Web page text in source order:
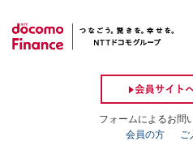
フォームによるお問
会員の方
ご